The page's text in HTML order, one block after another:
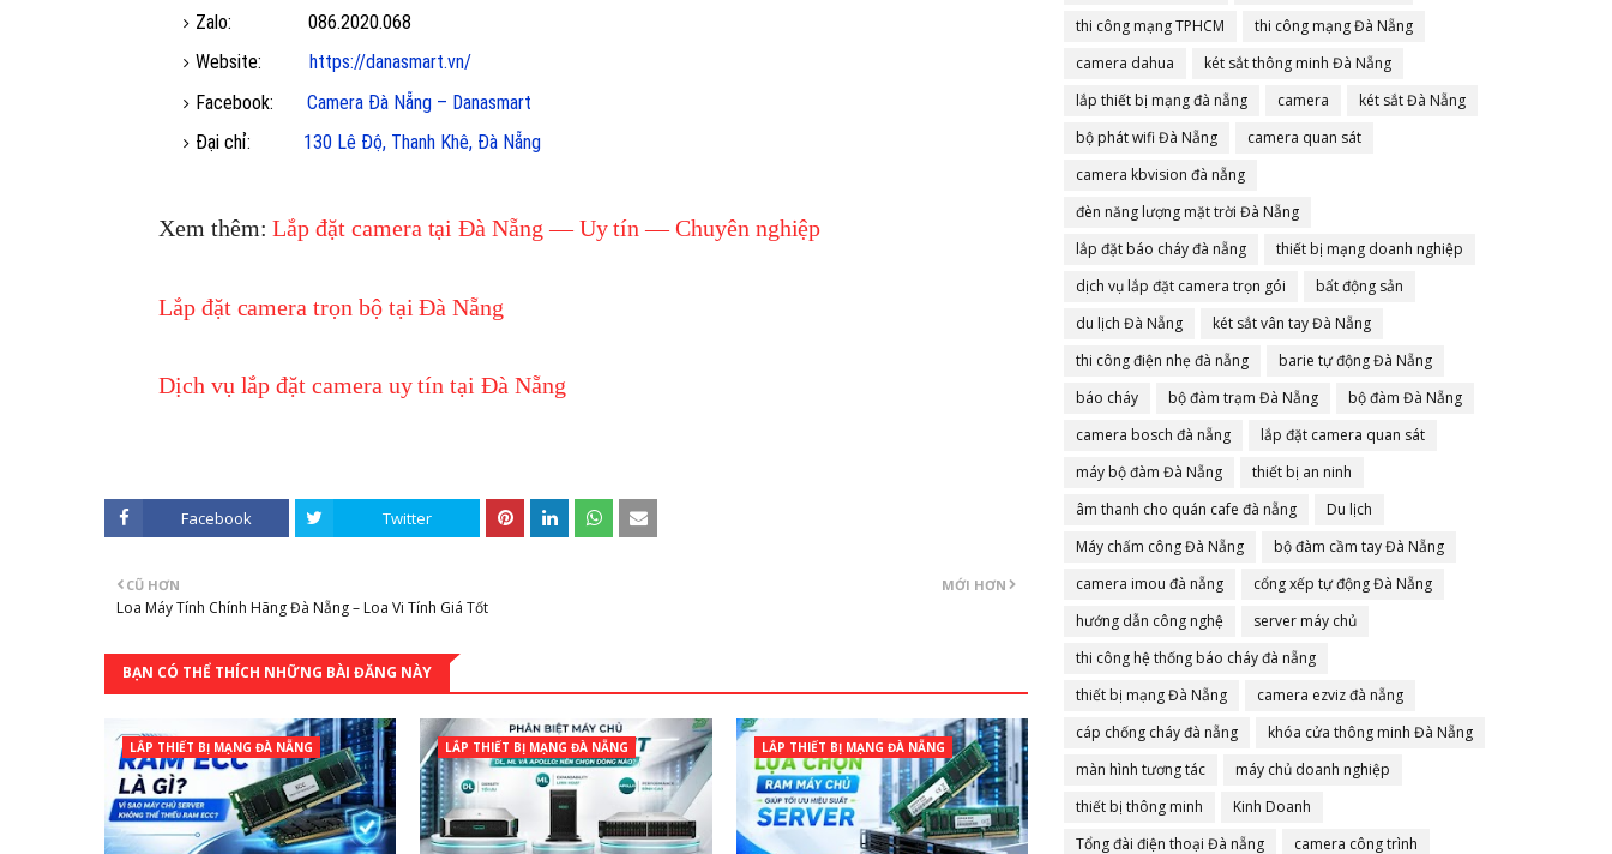
Zalo: 086.2020.068
Website: https://danasmart.vn/
Facebook: Camera Đà Nẵng – Danasmart
Đại chỉ: 130 Lê Độ, Thanh Khê, Đà Nẵng
Xem thêm:Lắp đặt camera tại Đà Nẵng — Uy tín — Chuyên nghiệp
Lắp đặt camera trọn bộ tại Đà Nẵng
Dịch vụ lắp đặt camera uy tín tại Đà Nẵng
Facebook Twitter
MỚI HƠN
CŨ HƠN
Loa Máy Tính Chính Hãng Đà Nẵng – Loa Vi Tính Giá Tốt
BẠN CÓ THỂ THÍCH NHỮNG BÀI ĐĂNG NÀY
LẮP THIẾT BỊ MẠNG ĐÀ NẴNG LẮP THIẾT BỊ MẠNG ĐÀ NẴNG LẮP THIẾT BỊ MẠNG ĐÀ NẴNG
thi công mạng TPHCM
thi công mạng Đà Nẵng
camera dahua
két sắt thông minh Đà Nẵng
lắp thiết bị mạng đà nẵng
camera
két sắt Đà Nẵng
bộ phát wifi Đà Nẵng
camera quan sát
camera kbvision đà nẵng
đèn năng lượng mặt trời Đà Nẵng
lắp đặt báo cháy đà nẵng
thiết bị mạng doanh nghiệp
dịch vụ lắp đặt camera trọn gói
bất động sản
du lịch Đà Nẵng
két sắt vân tay Đà Nẵng
thi công điện nhẹ đà nẵng
barie tự động Đà Nẵng
báo cháy
bộ đàm trạm Đà Nẵng
bộ đàm Đà Nẵng
camera bosch đà nẵng
lắp đặt camera quan sát
máy bộ đàm Đà Nẵng
thiết bị an ninh
âm thanh cho quán cafe đà nẵng
Du lịch
Máy chấm công Đà Nẵng
bộ đàm cầm tay Đà Nẵng
camera imou đà nẵng
cổng xếp tự động Đà Nẵng
hướng dẫn công nghệ
server máy chủ
thi công hệ thống báo cháy đà nẵng
thiết bị mạng Đà Nẵng
camera ezviz đà nẵng
cáp chống cháy đà nẵng
khóa cửa thông minh Đà Nẵng
màn hình tương tác
máy chủ doanh nghiệp
thiết bị thông minh
Kinh Doanh
Tổng đài điện thoại Đà nẵng
camera công trình